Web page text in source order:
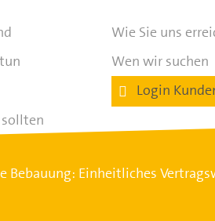
sollten
Wie Sie uns
Wen wir suchen
Login
Bebauung: Einheitliches